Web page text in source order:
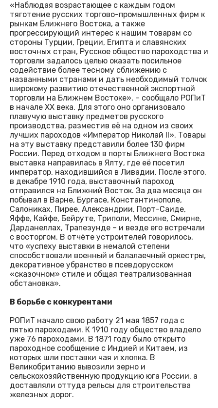
«Наблюдая возрастающее с каждым годом
тяготение русских торгово-промышленных фирм к
рынкам Ближнего Востока, а также
прогрессирующий интерес к нашим товарам со
стороны Турции, Греции, Египта и славянских
восточных стран, Русское общество пароходства и
торговли задалось целью оказать посильное
содействие более тесному сближению с
названными странами и дать необходимый толчок
широкому развитию отечественной экспортной
торговли на Ближнем Востоке», – сообщало РОПиТ
в начале ХХ века. Для этого оно организовало
плавучую выставку предметов русского
производства, разместив её на одном из своих
лучших пароходов «Император Николай II». Товары
на эту выставку представили более 130 фирм
России. Перед отходом в порты Ближнего Востока
выставка направилась в Ялту, где её посетил
император, находившийся в Ливадии. После этого,
в декабре 1910 года, выставочный пароход
отправился на Ближний Восток. За два месяца он
побывал в Варне, Бургасе, Константинополе,
Салониках, Пирее, Александрии, Порт-Саиде,
Яффе, Кайфе, Бейруте, Триполи, Мессине, Смирне,
Дарданеллах, Трапезунде – и везде его встречали
с восторгом. В отчёте устроителей говорилось,
что «успеху выставки в немалой степени
способствовали военный и балалаечный оркестры,
декоративное убранство в псевдорусском
«сказочном» стиле и общая театрализованная
обстановка».
В борьбе с конкурентами
РОПиТ начало свою работу 21 мая 1857 года с
пятью пароходами. К 1910 году общество владело
уже 76 пароходами. В 1871 году было открыто
пароходное сообщение с Индией и Китаем, из
которых шли поставки чая и хлопка. В
Великобританию вывозили зерно и
сельскохозяйственную продукцию юга России, а
доставляли оттуда рельсы для строительства
железных дорог.